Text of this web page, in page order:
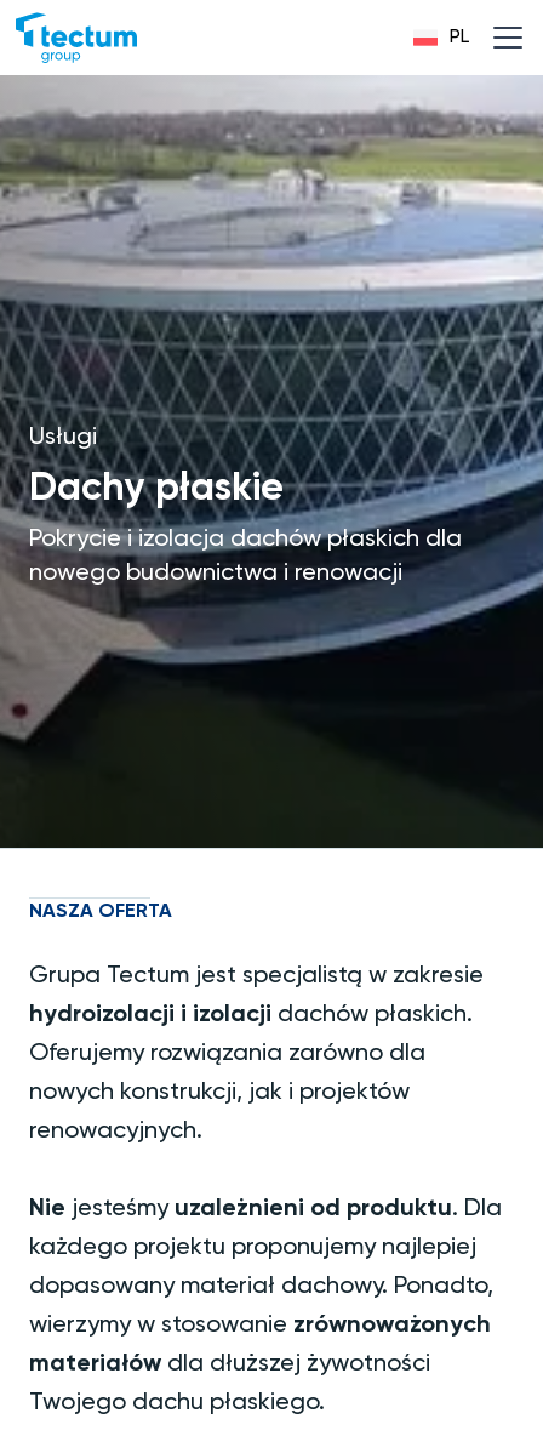
PL
Usługi
Dachy płaskie
Pokrycie i izolacja dachów płaskich dla
nowego budownictwa i renowacji
NASZA OFERTA
Grupa Tectum jest specjalistą w zakresie
hydroizolacji i izolacji dachów płaskich.
Oferujemy rozwiązania zarówno dla
nowych konstrukcji, jak i projektów
renowacyjnych.
Nie jesteśmy uzależnieni od produktu. Dla
każdego projektu proponujemy najlepiej
dopasowany materiał dachowy. Ponadto,
wierzymy w stosowanie zrównoważonych
materiałów dla dłuższej żywotności
Twojego dachu płaskiego.